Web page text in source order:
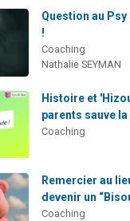
Question au
!
Coaching
Nathalie SEYMAN
Histoire et
parents sauve la
Coaching
Remercier au
devenir un
Coaching